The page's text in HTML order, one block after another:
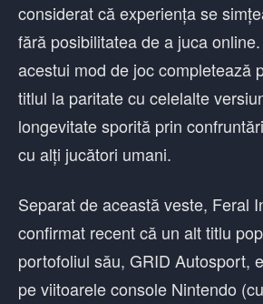
considerat că experiența se
fără posibilitatea de a juca
acestui mod de joc completează
titlul la paritate cu celelalte
longevitate sporită prin
cu alți jucători umani.
Separat de această veste, Feral
confirmat recent că un alt titlu
portofoliul său, GRID Autosport,
pe viitoarele console Nintendo